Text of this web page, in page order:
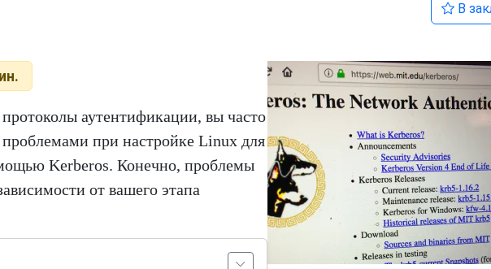
В
аутентификации, вы часто
при настройке Linux для
Kerberos. Конечно, проблемы
от вашего этапа